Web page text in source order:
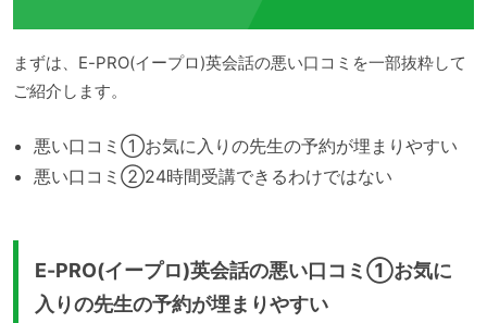
まずは、E-PRO(イープロ)英会話の悪い口コミを一部抜粋して
ご紹介します。
悪い口コミ①お気に入りの先生の予約が埋まりやすい
悪い口コミ②24時間受講できるわけではない
E-PRO(イープロ)英会話の悪い口コミ①お気に
入りの先生の予約が埋まりやすい